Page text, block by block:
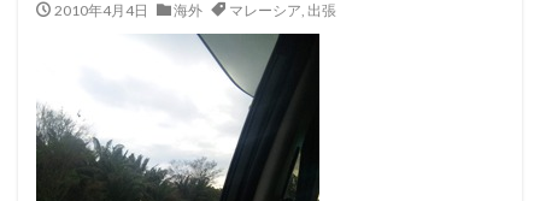
2010年4月4日 海外 マレーシア, 出張